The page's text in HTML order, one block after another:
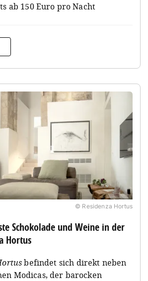
ab 150 Euro pro Nacht
© Residenza Hortus
Schokolade und Weine in der
Hortus
befindet sich direkt neben
Modicas, der barocken